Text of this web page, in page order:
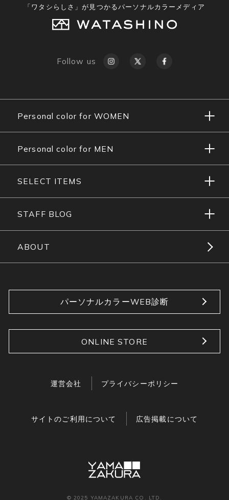
「ワタシらしさ」が見つかるパーソナルカラーメディア
Follow us
Personal color for WOMEN
Personal color for MEN
SELECT ITEMS
STAFF BLOG
ABOUT
パーソナルカラーWEB診断
ONLINE STORE
運営会社 プライバシーポリシー
サイトのご利用について 広告掲載について
© 2025 YAMAZAKURA CO. LTD.